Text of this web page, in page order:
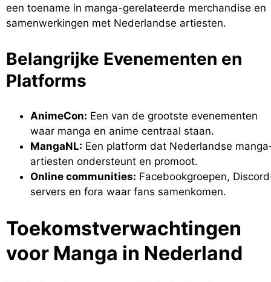
een toename in manga-gerelateerde merchandise en
samenwerkingen met Nederlandse artiesten.
Belangrijke Evenementen en
Platforms
AnimeCon: Een van de grootste evenementen
waar manga en anime centraal staan.
MangaNL: Een platform dat Nederlandse
artiesten ondersteunt en promoot.
Online communities: Facebookgroepen,
servers en fora waar fans samenkomen.
Toekomstverwachtingen
voor Manga in Nederland